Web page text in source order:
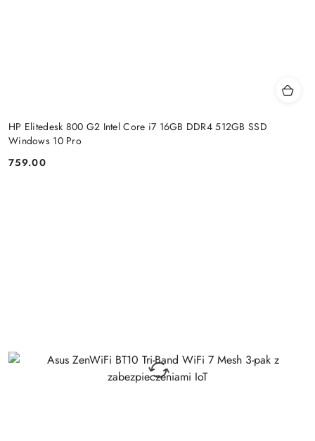
HP Elitedesk 800 G2 Intel Core i7 16GB DDR4 512GB SSD
Windows 10 Pro
Cena:
759.00